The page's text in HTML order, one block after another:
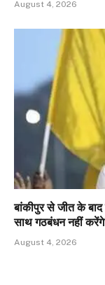
August 4, 2026
बांकीपुर से जीत के
साथ गठबंधन नहीं
August 4, 2026